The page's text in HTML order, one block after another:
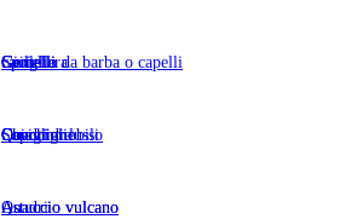
Gioiello da barba o capelli
Conchiglie
Quadri
cavigliera
Quadri
Gemelli
Cavigliere
Astuccio vulcano
Spille
Soprammobili
Astuccio vulcano
Gemelli
Chiavi di lusso